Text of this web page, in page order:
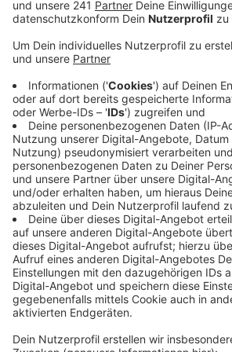
2G-Regel im Einzelhandel dämpft
Shoppinglust, sagt der
Veröffentlicht:Freitag, 17.12.2021 13:16
Anzeige
Weniger Kunden, aber dafür mehr
Kontrollen der Einhaltung von 2G –
Situation sei für viele Einzelhändler
der Handelsverband Rheinland. Zwar
Kunden an den Eingängen sehr
Kontrollen reagieren, trotzdem sehen
darin einen weiteren Vorteil für den
hoffen deswegen in den
Last-Minute-Shopper. Besonders
dem Handelsverband dieses Jahr
Bereichen Fitness und Wohlbefinden,